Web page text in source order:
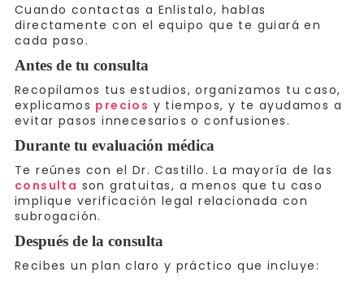
Cuando contactas a Enlistalo, hablas
directamente con el equipo que te guiará en
cada paso.
Antes de tu consulta
Recopilamos tus estudios, organizamos tu caso,
explicamos precios y tiempos, y te ayudamos a
evitar pasos innecesarios o confusiones.
Durante tu evaluación médica
Te reúnes con el Dr. Castillo. La mayoría de las
consulta son gratuitas, a menos que tu caso
implique verificación legal relacionada con
subrogación.
Después de la consulta
Recibes un plan claro y práctico que incluye: